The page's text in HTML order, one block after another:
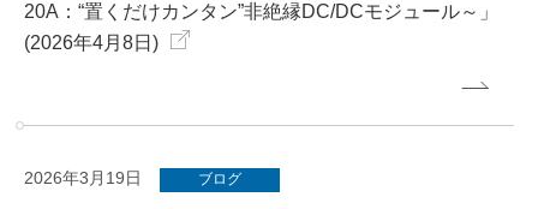
20A：“置くだけカンタン”非絶縁DC/DCモジュール～」
(2026年4月8日)
2026年3月19日 ブログ